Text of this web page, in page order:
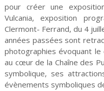
pour créer une
Vulcania, exposition
Clermont- Ferrand, du 4
années passées sont
photographies évoquant le
au cœur de la Chaîne des
symbolique, ses
évènements symboliques